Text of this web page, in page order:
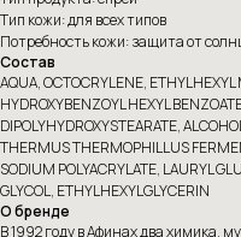
Тип кожи: для всех типов
Потребность кожи: защита от
Состав
AQUA, OCTOCRYLENE,
HYDROXYBENZOYL HEXYL
DIPOLYHYDROXYSTEARATE,
THERMUS THERMOPHILLUS
SODIUM POLYACRYLATE, LAURYL
GLYCOL, ETHYLHEXYLGLYCERIN
О бренде
В 1992 году в Афинах два химика,